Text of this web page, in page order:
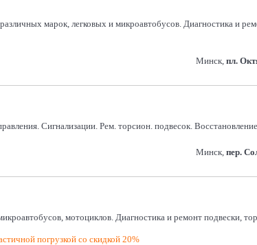
марок, легковых и микроавтобусов. Диагностика и
Минск, пл.
Сигнализации. Рем. торсион. подвесок.
Минск, пер.
мотоциклов. Диагностика и ремонт подвески,
погрузкой со скидкой 20%